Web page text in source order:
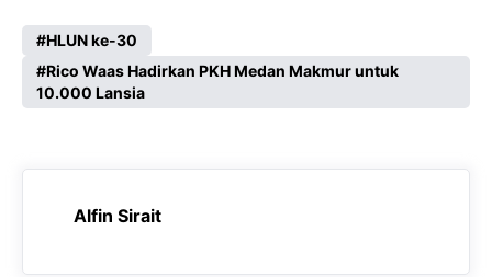
c
e
b
a
t
s
p
l
e
g
m
s
s
e
e
HLUN ke-30
Rico Waas Hadirkan PKH Medan Makmur untuk
10.000 Lansia
Alfin Sirait